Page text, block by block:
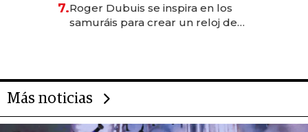
rol de la IA
7.Roger Dubuis se inspira en los
samuráis para crear un reloj de
Más noticias